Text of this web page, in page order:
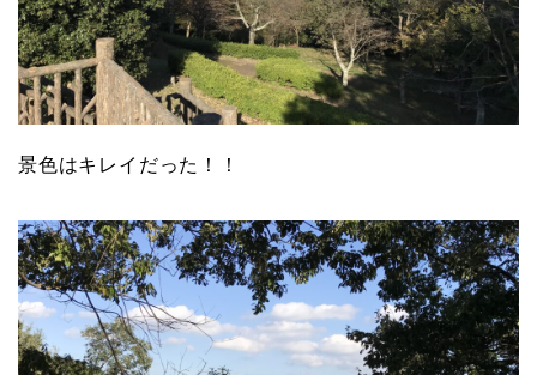
景色はキレイだった！！